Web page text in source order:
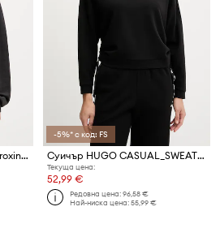
Памучен суичър HUGO Deroxina_8
-5%* с код: FS
Суичър HUGO CASUAL_SWEATSHIRT
Текуща цена:
52,99 €
Редовна цена:96,58 €
Най-ниска цена:55,99 €